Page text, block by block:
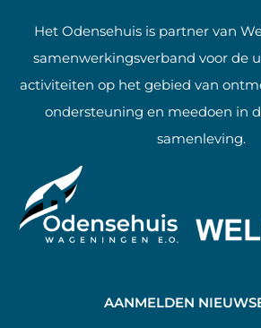
Het Odensehuis is partner van
samenwerkingsverband voor de
activiteiten op het gebied van
ondersteuning en meedoen in
samenleving.
AANMELDEN